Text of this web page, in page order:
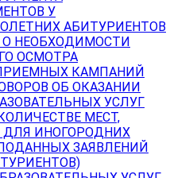
У
АБИТУРИЕНТОВ
НЕОБХОДИМОСТИ
ОСМОТРА
КАМПАНИЙ
ОБ ОКАЗАНИИ
УСЛУГ
МЕСТ,
ИНОГОРОДНИХ
ЗАЯВЛЕНИЙ